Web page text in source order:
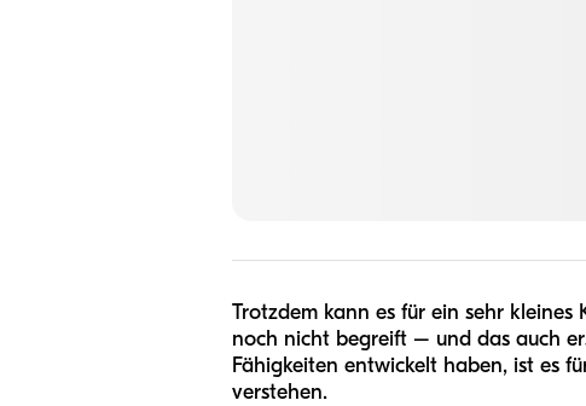
Trotzdem kann es für ein sehr
noch nicht begreift – und das auch
Fähigkeiten entwickelt haben, ist es
verstehen.